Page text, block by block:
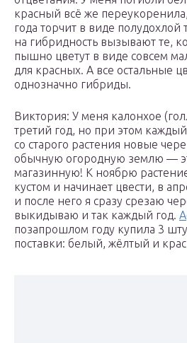
красный всё же
года торчит в виде
на гибридность вызывают те,
пышно цветут в виде совсем
для красных. А все остальные
однозначно гибриды.
Виктория: У меня калонхое
третий год, но при этом
со старого растения новые
обычную огородную землю —
магазинную! К ноябрю
кустом и начинает цвести, в
и после него я сразу срезаю
выкидываю и так каждый год.
позапрошлом году купила 3
поставки: белый, жёлтый и